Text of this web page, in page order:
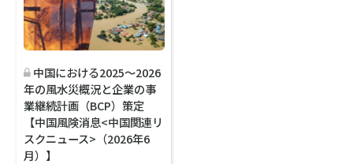
中国における2025～2026
年の風水災概況と企業の事
業継続計画（BCP）策定
【中国風険消息<中国関連リ
スクニュース>（2026年6
月）】